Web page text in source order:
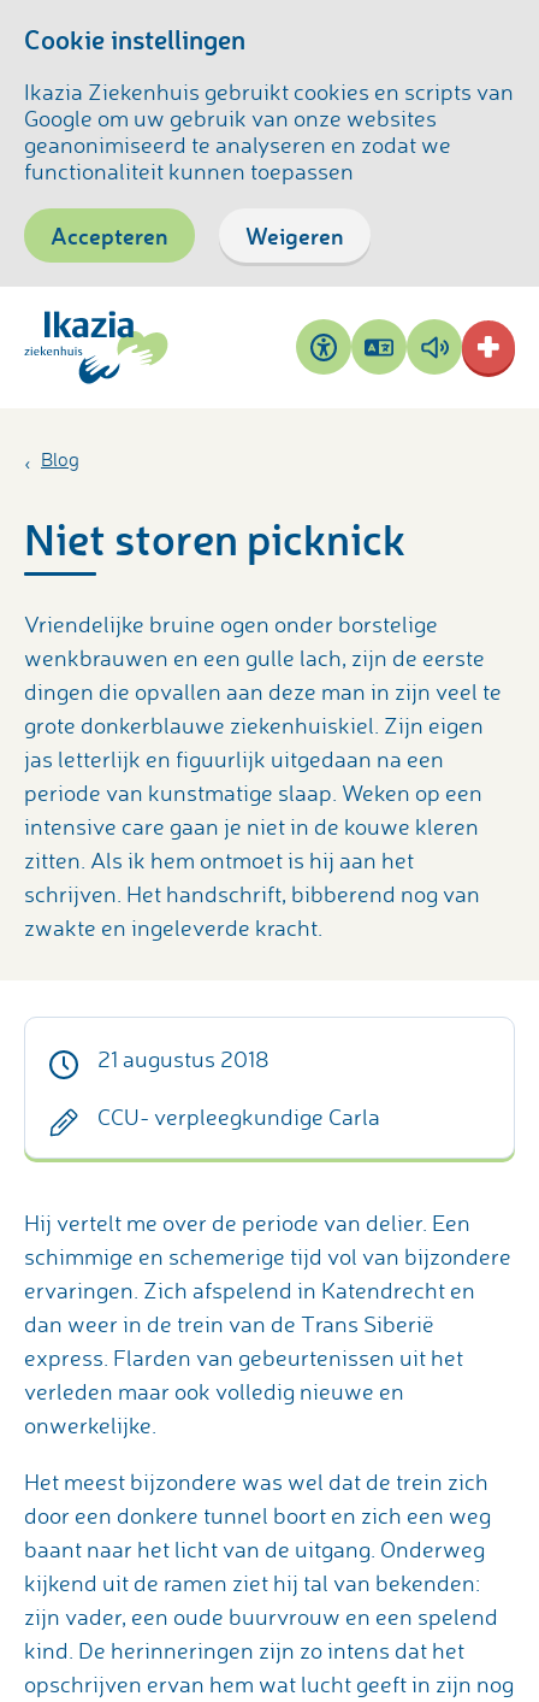
Cookie instellingen
Ikazia Ziekenhuis gebruikt cookies en scripts van
Google om uw gebruik van onze websites
geanonimiseerd te analyseren en zodat we
functionaliteit kunnen toepassen
Accepteren Weigeren
Toegankelijkheid
Pagina
vertalen
Pagina
voorlezen
Blog
Niet storen picknick
Vriendelijke bruine ogen onder borstelige
wenkbrauwen en een gulle lach, zijn de eerste
dingen die opvallen aan deze man in zijn veel te
grote donkerblauwe ziekenhuiskiel. Zijn eigen
jas letterlijk en figuurlijk uitgedaan na een
periode van kunstmatige slaap. Weken op een
intensive care gaan je niet in de kouwe kleren
zitten. Als ik hem ontmoet is hij aan het
schrijven. Het handschrift, bibberend nog van
zwakte en ingeleverde kracht.
21 augustus 2018
CCU- verpleegkundige Carla
Hij vertelt me over de periode van delier. Een
schimmige en schemerige tijd vol van bijzondere
ervaringen. Zich afspelend in Katendrecht en
dan weer in de trein van de Trans Siberië
express. Flarden van gebeurtenissen uit het
verleden maar ook volledig nieuwe en
onwerkelijke.
Het meest bijzondere was wel dat de trein zich
door een donkere tunnel boort en zich een weg
baant naar het licht van de uitgang. Onderweg
kijkend uit de ramen ziet hij tal van bekenden:
zijn vader, een oude buurvrouw en een spelend
kind. De herinneringen zijn zo intens dat het
opschrijven ervan hem wat lucht geeft in zijn nog